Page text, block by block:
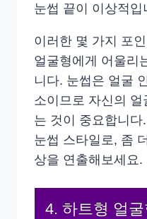
눈썹 끝이 이상적입
이러한 몇 가지 포
얼굴형에게 어울리
니다. 눈썹은 얼굴
소이므로 자신의
는 것이 중요합니
눈썹 스타일로, 좀
상을 연출해보세요.
4. 하트형 얼